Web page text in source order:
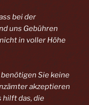
bei der
uns Gebühren
in voller Höhe
benötigen Sie keine
akzeptieren
hilft das, die